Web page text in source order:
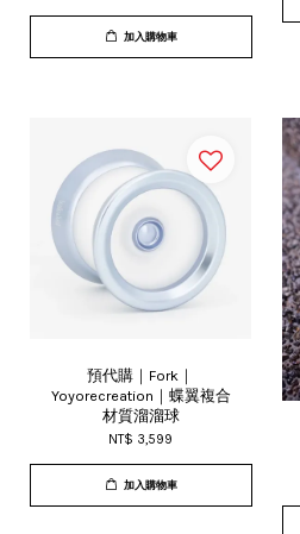
加入購物車
預代購｜Fork｜
Yoyorecreation｜蝶翼複合
材質溜溜球
NT$ 3,599
加入購物車